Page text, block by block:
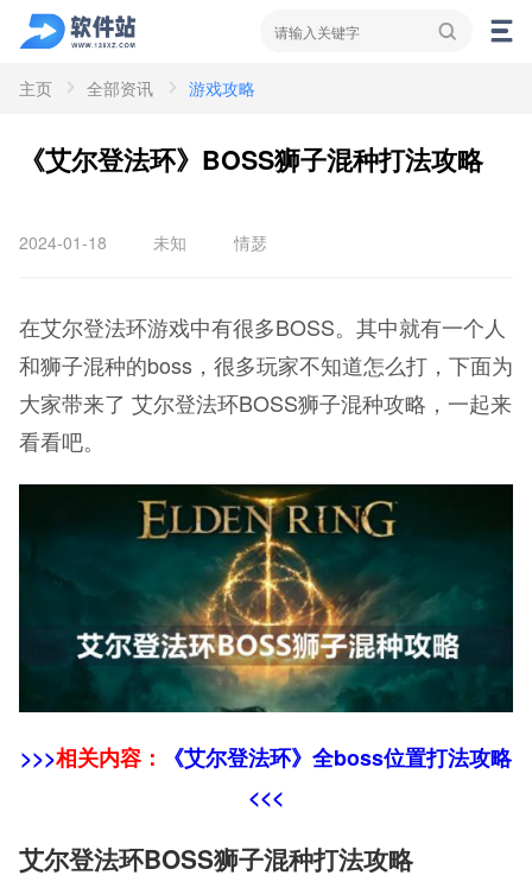
资讯
新闻 攻略
主页 全部资讯 游戏攻略
《艾尔登法环》BOSS狮子混种打法攻略
2024-01-18 未知 情瑟
在艾尔登法环游戏中有很多BOSS。其中就有一个人
和狮子混种的boss，很多玩家不知道怎么打，下面为
大家带来了 艾尔登法环BOSS狮子混种攻略，一起来
看看吧。
>>>相关内容：
《艾尔登法环》全boss位置打法攻略
<<<
艾尔登法环BOSS狮子混种打法攻略